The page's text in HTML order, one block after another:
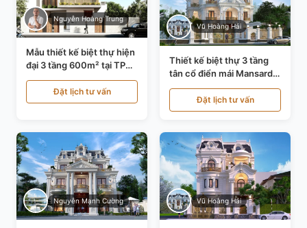
Nguyễn Hoàng Trung
Mẫu thiết kế biệt thự hiện
đại 3 tầng 600m² tại TP
Hồ Chí Minh KT24602
Đặt lịch tư vấn
Vũ Hoàng Hải
Thiết kế biệt thự 3 tầng
tân cổ điển mái Mansard
tại Thanh Hóa KT23104
Đặt lịch tư vấn
Nguyễn Mạnh Cường Vũ Hoàng Hải